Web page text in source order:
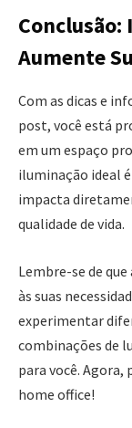
Conclusão:
Aumente
Com as dicas e
post, você está
em um espaço
iluminação ideal
impacta
qualidade de vida.
Lembre-se de
às suas
experimentar
combinações de
para você. Agora,
home office!